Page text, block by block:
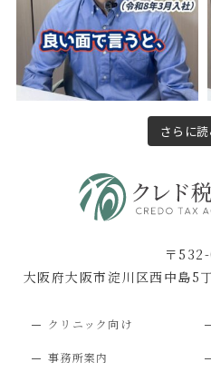
さらに
〒
大阪府大阪市淀川区西中島5
クリニック向け
事務所案内